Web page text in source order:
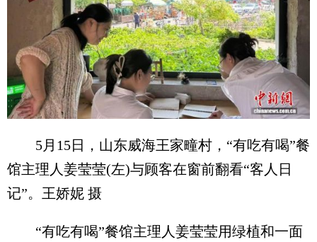
5月15日，山东威海王家疃村，“有吃有喝”餐
馆主理人姜莹莹(左)与顾客在窗前翻看“客人日
记”。王娇妮 摄
“有吃有喝”餐馆主理人姜莹莹用绿植和一面